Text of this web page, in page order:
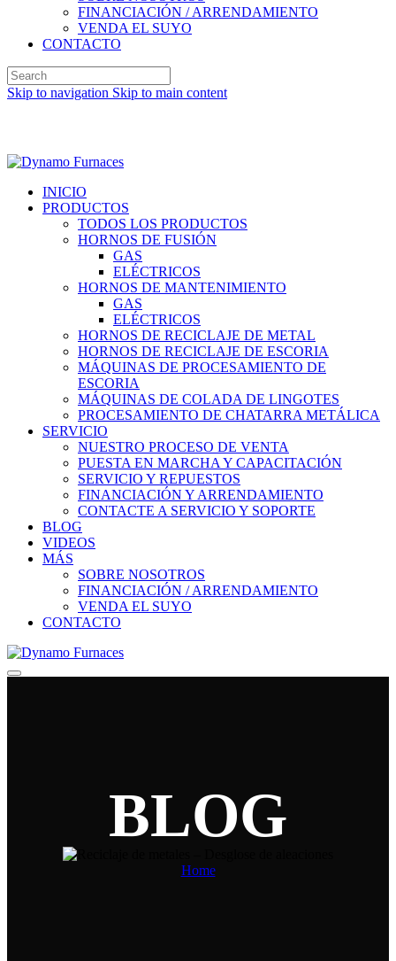
FINANCIACIÓN / ARRENDAMIENTO
VENDA EL SUYO
CONTACTO
Skip to navigation Skip to main content
INICIO
PRODUCTOS
TODOS LOS PRODUCTOS
HORNOS DE FUSIÓN
GAS
ELÉCTRICOS
HORNOS DE MANTENIMIENTO
GAS
ELÉCTRICOS
HORNOS DE RECICLAJE DE METAL
HORNOS DE RECICLAJE DE ESCORIA
MÁQUINAS DE PROCESAMIENTO DE
ESCORIA
MÁQUINAS DE COLADA DE LINGOTES
PROCESAMIENTO DE CHATARRA METÁLICA
SERVICIO
NUESTRO PROCESO DE VENTA
PUESTA EN MARCHA Y CAPACITACIÓN
SERVICIO Y REPUESTOS
FINANCIACIÓN Y ARRENDAMIENTO
CONTACTE A SERVICIO Y SOPORTE
BLOG
VIDEOS
MÁS
SOBRE NOSOTROS
FINANCIACIÓN / ARRENDAMIENTO
VENDA EL SUYO
CONTACTO
Home